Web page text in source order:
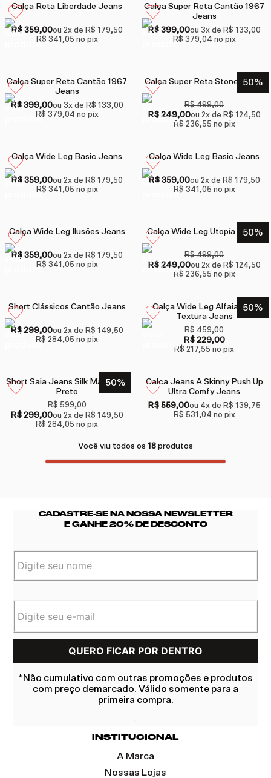
Calça Reta Liberdade Jeans
R$ 359,00ou 2x de R$ 179,50
R$ 341,05 no pix
Calça Super Reta Cantão 1967
Jeans
R$ 399,00ou 3x de R$ 133,00
R$ 379,04 no pix
Calça Super Reta Cantão 1967
Jeans
R$ 399,00ou 3x de R$ 133,00
R$ 379,04 no pix
50%
Calça Super Reta Stone Jeans
R$ 499,00
R$ 249,00ou 2x de R$ 124,50
R$ 236,55 no pix
Calça Wide Leg Basic Jeans
R$ 359,00ou 2x de R$ 179,50
R$ 341,05 no pix
Calça Wide Leg Basic Jeans
R$ 359,00ou 2x de R$ 179,50
R$ 341,05 no pix
Calça Wide Leg Ilusões Jeans
R$ 359,00ou 2x de R$ 179,50
R$ 341,05 no pix
50%
Calça Wide Leg Utopía Jeans
R$ 499,00
R$ 249,00ou 2x de R$ 124,50
R$ 236,55 no pix
Short Clássicos Cantão Jeans
R$ 299,00ou 2x de R$ 149,50
R$ 284,05 no pix
50%
Calça Wide Leg Alfaiataria
Textura Jeans
R$ 459,00
R$ 229,00
R$ 217,55 no pix
50%
Short Saia Jeans Silk Mandalas
Preto
R$ 599,00
R$ 299,00ou 2x de R$ 149,50
R$ 284,05 no pix
Calca Jeans A Skinny Push Up
Ultra Comfy Jeans
R$ 559,00ou 4x de R$ 139,75
R$ 531,04 no pix
Você viu todos os 18 produtos
CADASTRE-SE NA NOSSA NEWSLETTER
E GANHE 20% DE DESCONTO
*Não cumulativo com outras promoções e produtos
com preço demarcado. Válido somente para a
primeira compra.
INSTITUCIONAL
A Marca
Nossas Lojas